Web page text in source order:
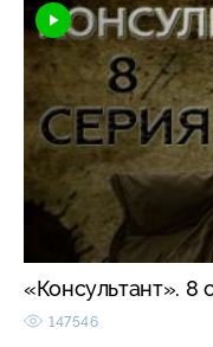
«Консультант». 8
147546